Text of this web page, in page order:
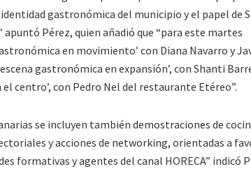
gastronómica del municipio y el papel de
Pérez, quien añadió que “para este martes
en movimiento’ con Diana Navarro y
gastronómica en expansión’, con Shanti
centro’, con Pedro Nel del restaurante Etéreo”.
se incluyen también demostraciones de
y acciones de networking, orientadas a
formativas y agentes del canal HORECA” indicó